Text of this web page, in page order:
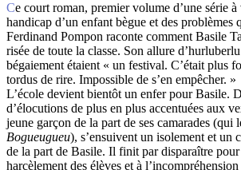
Ce court roman, premier volume d’une série à venir, traite du
handicap d’un enfant bègue et des problèmes
Ferdinand Pompon raconte comment Basile
risée de toute la classe. Son allure
bégaiement étaient « un festival. C’était plus
tordus de rire. Impossible de s’en empêcher. »
L’école devient bientôt un enfer pour Basile.
d’élocutions de plus en plus accentuées aux
jeune garçon de la part de ses camarades (qui
Bogueugueu), s’ensuivent un isolement et un
de la part de Basile. Il finit par disparaître pour
harcèlement des élèves et à